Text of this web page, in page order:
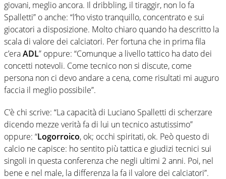
giovani, meglio ancora. Il dribbling, il tiraggir, non lo fa
Spalletti” o anche: “l’ho visto tranquillo, concentrato e sui
giocatori a disposizione. Molto chiaro quando ha descritto la
scala di valore dei calciatori. Per fortuna che in prima fila
c’eraADL” oppure: “Comunque a livello tattico ha dato dei
concetti notevoli. Come tecnico non si discute, come
persona non ci devo andare a cena, come risultati mi auguro
faccia il meglio possibile”.
C’è chi scrive: “La capacità di Luciano Spalletti di scherzare
dicendo mezze verità fa di lui un tecnico astutissimo”
oppure: “Logorroico, ok; occhi spiritati, ok. Peò questo di
calcio ne capisce: ho sentito più tattica e giudizi tecnici sui
singoli in questa conferenza che negli ultimi 2 anni. Poi, nel
bene e nel male, la differenza la fa il valore dei calciatori”.